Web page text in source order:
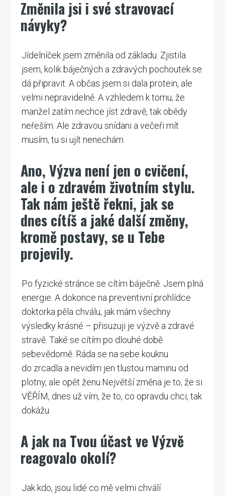
Změnila jsi i své stravovací
návyky?
Jídelníček jsem změnila od základu. Zjistila
jsem, kolik báječných a zdravých pochoutek se
dá připravit. A občas jsem si dala protein, ale
velmi nepravidelně. A vzhledem k tomu, že
manžel zatím nechce jíst zdravě, tak obědy
neřeším. Ale zdravou snídani a večeři mít
musím, tu si ujít nenechám.
Ano, Výzva není jen o cvičení,
ale i o zdravém životním stylu.
Tak nám ještě řekni, jak se
dnes cítíš a jaké další změny,
kromě postavy, se u Tebe
projevily.
Po fyzické stránce se cítím báječně. Jsem plná
energie. A dokonce na preventivní prohlídce
doktorka pěla chválu, jak mám všechny
výsledky krásné – přisuzuji je výzvě a zdravé
stravě. Také se cítím po dlouhé době
sebevědomě. Ráda se na sebe kouknu
do zrcadla a nevidím jen tlustou maminu od
plotny, ale opět ženu.Největší změna je to, že si
VĚŘÍM, dnes už vím, že to, co opravdu chci, tak
dokážu.
A jak na Tvou účast ve Výzvě
reagovalo okolí?
Jak kdo, jsou lidé co mě velmi chválí